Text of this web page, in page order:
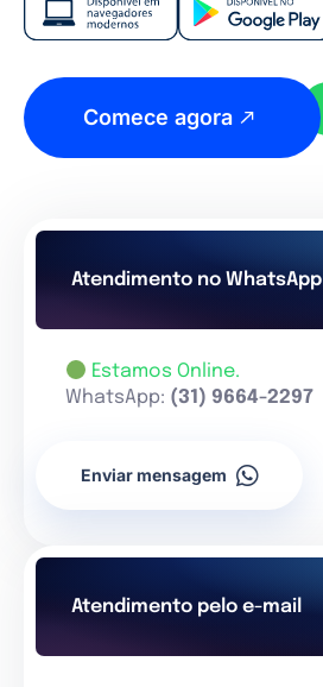
Comece agora
Atendimento no WhatsApp
Estamos Online.
WhatsApp: (31) 9664-2297
Enviar mensagem
Atendimento pelo e-mail